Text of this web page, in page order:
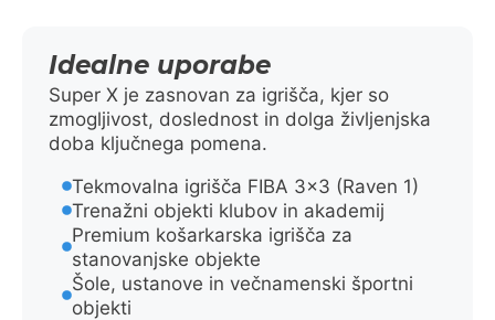
Idealne uporabe
Super X je zasnovan za igrišča, kjer so
zmogljivost, doslednost in dolga življenjska
doba ključnega pomena.
Tekmovalna igrišča FIBA 3×3 (Raven 1)
Trenažni objekti klubov in akademij
Premium košarkarska igrišča za
stanovanjske objekte
Šole, ustanove in večnamenski športni
objekti